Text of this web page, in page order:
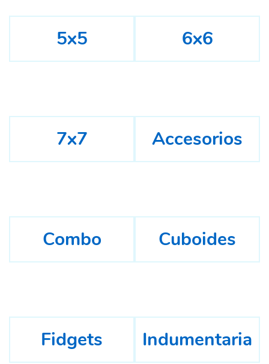
5x5 6x6
7x7 Accesorios
Combo Cuboides
Fidgets Indumentaria